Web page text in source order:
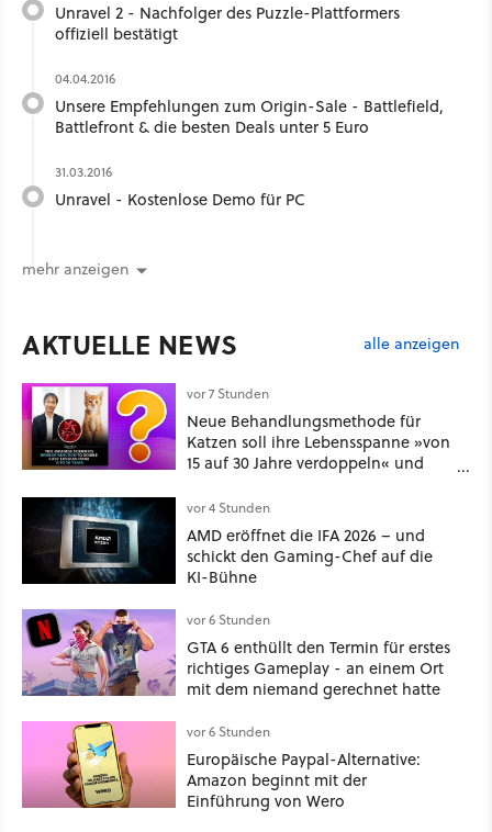
Unravel 2 - Nachfolger des Puzzle-Plattformers
offiziell bestätigt
04.04.2016
Unsere Empfehlungen zum Origin-Sale - Battlefield,
Battlefront & die besten Deals unter 5 Euro
31.03.2016
Unravel - Kostenlose Demo für PC
mehr anzeigen
AKTUELLE NEWS alle anzeigen
vor 7 Stunden
Neue Behandlungsmethode für
Katzen soll ihre Lebensspanne »von
15 auf 30 Jahre verdoppeln« und
kritisch damit auseinander
vor 4 Stunden
AMD eröffnet die IFA 2026 – und
schickt den Gaming-Chef auf die
KI-Bühne
vor 6 Stunden
GTA 6 enthüllt den Termin für erstes
richtiges Gameplay - an einem Ort
mit dem niemand gerechnet hatte
vor 6 Stunden
Europäische Paypal-Alternative:
Amazon beginnt mit der
Einführung von Wero